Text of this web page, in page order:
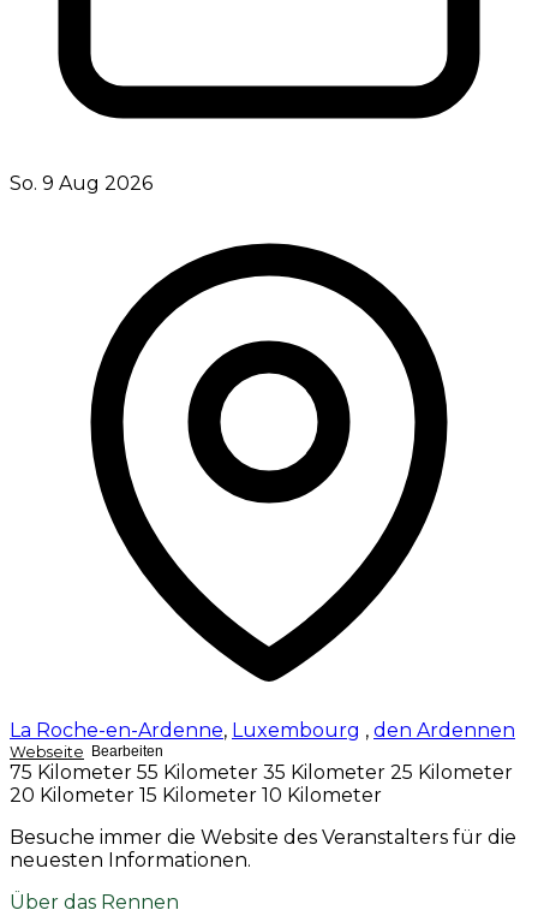
So. 9 Aug 2026
La Roche-en-Ardenne, Luxembourg , den Ardennen
Webseite Bearbeiten
75 Kilometer 55 Kilometer 35 Kilometer 25 Kilometer
20 Kilometer 15 Kilometer 10 Kilometer
Besuche immer die Website des Veranstalters für die
neuesten Informationen.
Über das Rennen